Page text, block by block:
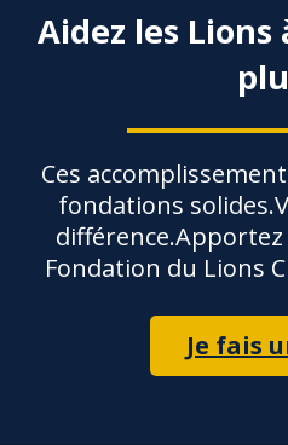
Aidez les
Ces
fondations
Fondation du Lions
Je fais